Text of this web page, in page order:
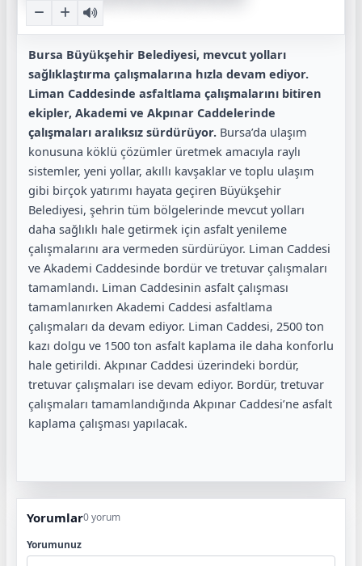
Bursa Büyükşehir Belediyesi, mevcut yolları
sağlıklaştırma çalışmalarına hızla devam ediyor.
Liman Caddesinde asfaltlama çalışmalarını bitiren
ekipler, Akademi ve Akpınar Caddelerinde
çalışmaları aralıksız sürdürüyor. Bursa’da ulaşım
konusuna köklü çözümler üretmek amacıyla raylı
sistemler, yeni yollar, akıllı kavşaklar ve toplu ulaşım
gibi birçok yatırımı hayata geçiren Büyükşehir
Belediyesi, şehrin tüm bölgelerinde mevcut yolları
daha sağlıklı hale getirmek için asfalt yenileme
çalışmalarını ara vermeden sürdürüyor. Liman Caddesi
ve Akademi Caddesinde bordür ve tretuvar çalışmaları
tamamlandı. Liman Caddesinin asfalt çalışması
tamamlanırken Akademi Caddesi asfaltlama
çalışmaları da devam ediyor. Liman Caddesi, 2500 ton
kazı dolgu ve 1500 ton asfalt kaplama ile daha konforlu
hale getirildi. Akpınar Caddesi üzerindeki bordür,
tretuvar çalışmaları ise devam ediyor. Bordür, tretuvar
çalışmaları tamamlandığında Akpınar Caddesi’ne asfalt
kaplama çalışması yapılacak.
Yorumlar0 yorum
Yorumunuz